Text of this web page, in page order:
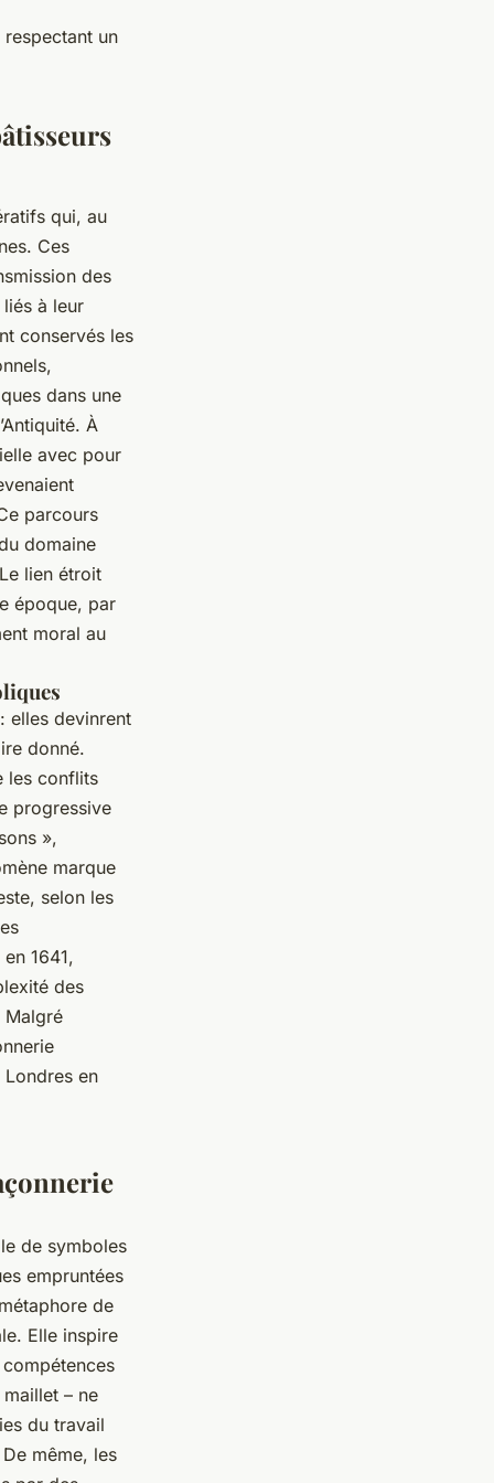
un
qui, au
Ces
des
à leur
conservés les
dans une
À
avec pour
parcours
domaine
lien étroit
époque, par
moral au
elles devinrent
donné.
les conflits
progressive
»,
marque
selon les
1641,
des
Malgré
en
de symboles
empruntées
de
Elle inspire
– ne
du travail
même, les